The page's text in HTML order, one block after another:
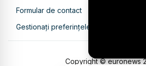
Formular de contact
Gestionați preferințele
Copyright © euronews